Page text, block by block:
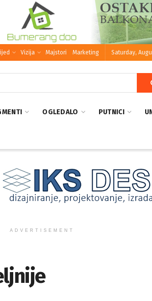
Vizija Majstori Marketing Saturday,
OGLEDALO PUTNICI
ADVERTISEMENT